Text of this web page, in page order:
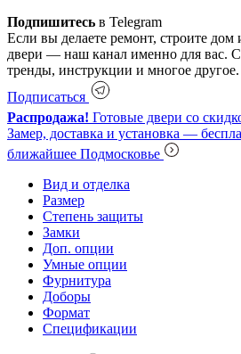
Подпишитесь в Telegram
Если вы делаете ремонт, строите дом
двери — наш канал именно для вас.
тренды, инструкции и многое другое.
Подписаться
Распродажа! Готовые двери со
Замер, доставка и установка —
ближайшее Подмосковье
Вид и отделка
Размер
Степень защиты
Замки
Доп. опции
Умные опции
Фурнитура
Доборы
Формат
Спецификации